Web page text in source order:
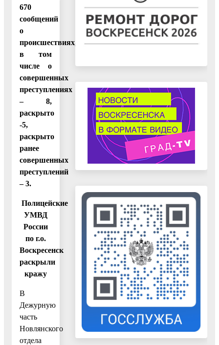
670
сообщений
о
происшествиях,
в том
числе о
совершенных
преступлениях
– 8,
раскрыто
-5,
раскрыто
ранее
совершенных
преступлений
– 3.
Полицейские
УМВД
России
по г.о.
Воскресенск
раскрыли
кражу
В
Дежурную
часть
Новлянского
отдела